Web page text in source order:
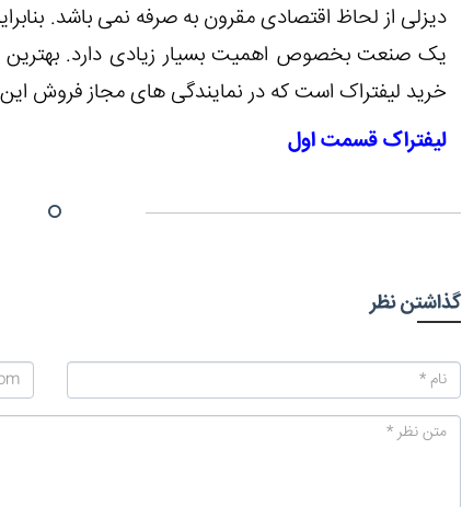
دیزلی از لحاظ اقتصادی مقرون به صرفه نمی باشد.
یک صنعت بخصوص اهمیت بسیار زیادی دارد. بهترین
خرید لیفتراک است که در نمایندگی های مجاز فروش این
لیفتراک قسمت اول
گذاشتن نظر